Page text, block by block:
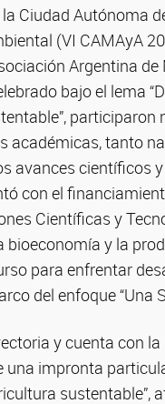
Ciudad Autónoma
(VI CAMAyA
Argentina
bajo el lema
participaron
académicas, tanto
avances científicos
con el
Científicas y
y la
para enfrentar
del enfoque “Una
y cuenta con
impronta
sustentable”,